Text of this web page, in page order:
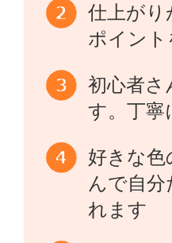
仕上がり
ポイン
初心者さ
す。丁寧
好きな色
んで自
れます